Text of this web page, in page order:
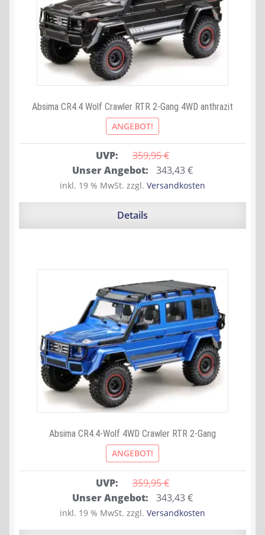
Absima CR4.4 Wolf Crawler RTR 2-Gang 4WD anthrazit
ANGEBOT!
UVP: 359,95 €
Ursprünglicher
Preis
war:
Unser Angebot: 343,43€Aktueller
Preis
ist:
inkl. 19 % MwSt. zzgl. Versandkosten
Details
Absima CR4.4-Wolf 4WD Crawler RTR 2-Gang
ANGEBOT!
UVP: 359,95 €
Ursprünglicher
Preis
war:
Unser Angebot: 343,43€Aktueller
Preis
ist:
inkl. 19 % MwSt. zzgl. Versandkosten